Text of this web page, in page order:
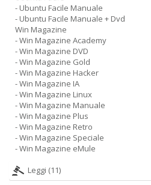
- Ubuntu Facile Manuale
- Ubuntu Facile Manuale + Dvd
Win Magazine
- Win Magazine Academy
- Win Magazine DVD
- Win Magazine Gold
- Win Magazine Hacker
- Win Magazine IA
- Win Magazine Linux
- Win Magazine Manuale
- Win Magazine Plus
- Win Magazine Retro
- Win Magazine Speciale
- Win Magazine eMule
Leggi (11)